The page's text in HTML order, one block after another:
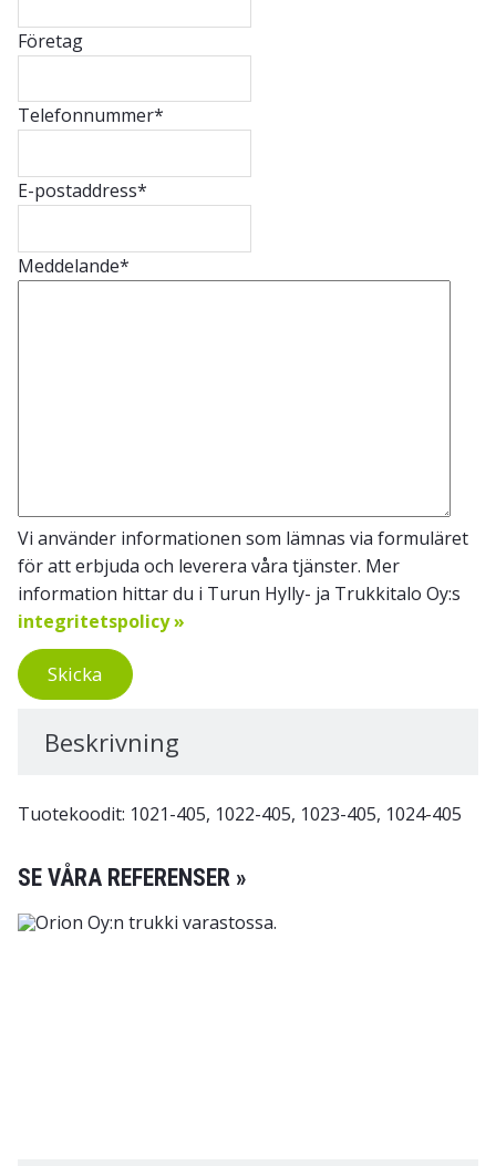
Företag
Telefonnummer*
E-postaddress*
Meddelande*
Vi använder informationen som lämnas via formuläret
för att erbjuda och leverera våra tjänster. Mer
information hittar du i Turun Hylly- ja Trukkitalo Oy:s
integritetspolicy »
Skicka
Beskrivning
Tuotekoodit: 1021-405, 1022-405, 1023-405, 1024-405
SE VÅRA REFERENSER »